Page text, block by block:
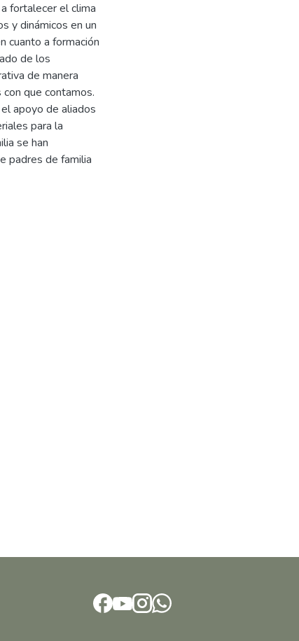
fortalecer el clima
y dinámicos en un
cuanto a formación
de los
de manera
que contamos.
apoyo de aliados
para la
se han
padres de familia